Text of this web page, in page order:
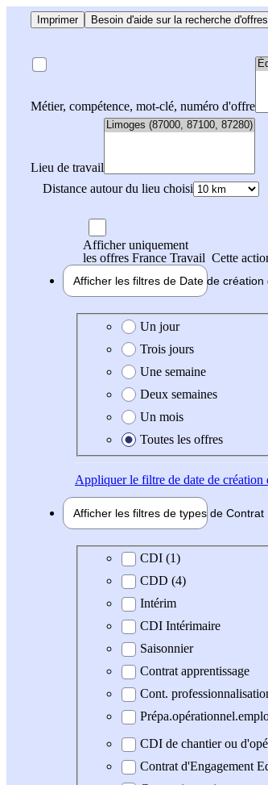
Imprimer Besoin d'aide sur la recherche
Métier, compétence, mot-clé, numéro d'offre
Lieu de travail
Distance autour du lieu choisi
Afficher uniquement
les offres France Travail Cette
Afficher les filtres de Date de création
Date de création de l'offre
Un jour
Trois jours
Une semaine
Deux semaines
Un mois
Toutes les offres
Appliquerle filtre de date de création
Afficher les filtres de types de Contrat
Type de contrat
CDI (1)
CDD (4)
Intérim
CDI Intérimaire
Saisonnier
Contrat apprentissage
Cont.
CDI de chantier ou
Contrat d'Engagement